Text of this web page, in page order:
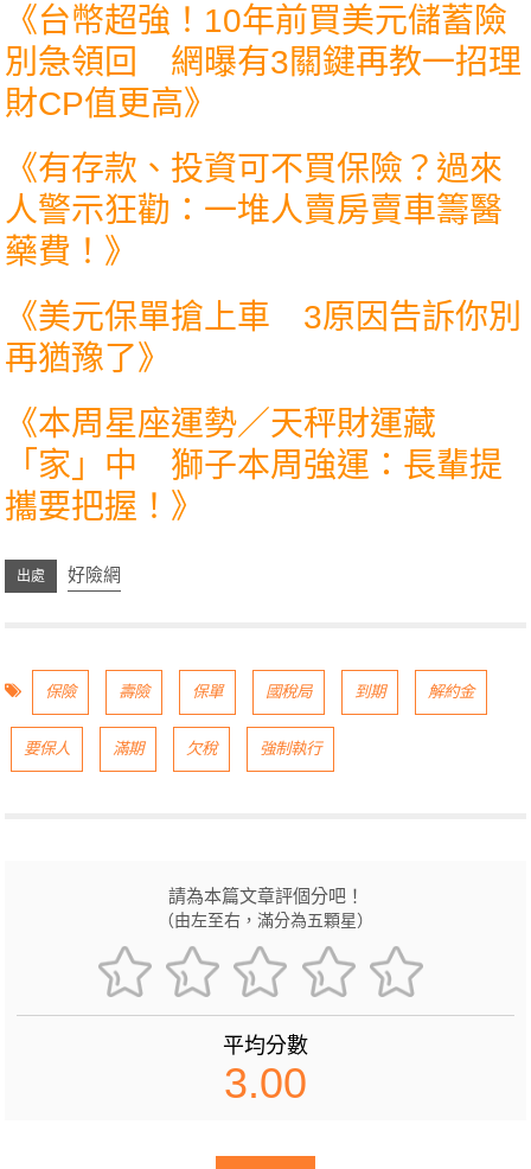
《台幣超強！10年前買美元儲蓄險
別急領回 網曝有3關鍵再教一招理
財CP值更高》
《有存款、投資可不買保險？過來
人警示狂勸：一堆人賣房賣車籌醫
藥費！ 》
《美元保單搶上車 3原因告訴你別
再猶豫了》
《本周星座運勢／天秤財運藏
「家」中 獅子本周強運：長輩提
攜要把握！ 》
好險網
保險 壽險 保單 國稅局 到期 解約金
要保人 滿期 欠稅 強制執行
請為本篇文章評個分吧！
（由左至右，滿分為五顆星）
平均分數
3.00